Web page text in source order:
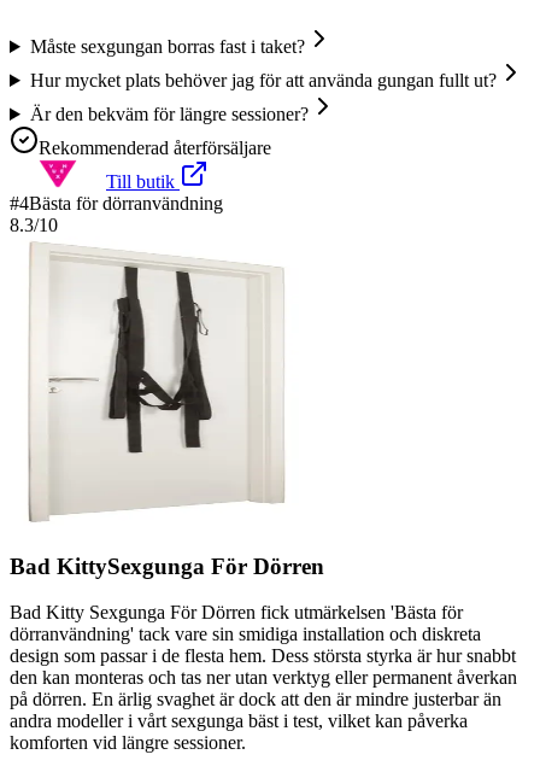
Måste sexgungan borras fast i taket?
Hur mycket plats behöver jag för att använda gungan fullt ut?
Är den bekväm för längre sessioner?
Rekommenderad återförsäljare
Till butik
#4Bästa för dörranvändning
8.3/10
Bad KittySexgunga För Dörren
Bad Kitty Sexgunga För Dörren fick utmärkelsen 'Bästa för
dörranvändning' tack vare sin smidiga installation och diskreta
design som passar i de flesta hem. Dess största styrka är hur snabbt
den kan monteras och tas ner utan verktyg eller permanent åverkan
på dörren. En ärlig svaghet är dock att den är mindre justerbar än
andra modeller i vårt sexgunga bäst i test, vilket kan påverka
komforten vid längre sessioner.